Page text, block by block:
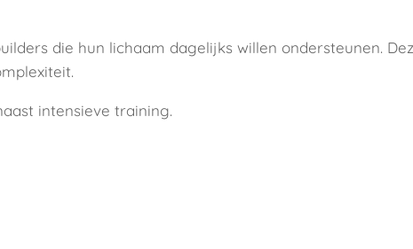
die hun lichaam dagelijks willen ondersteunen.
intensieve training.